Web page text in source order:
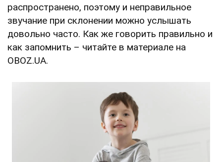
распространено, поэтому и неправильное
звучание при склонении можно услышать
довольно часто. Как же говорить правильно и
как запомнить – читайте в материале на
OBOZ.UA.